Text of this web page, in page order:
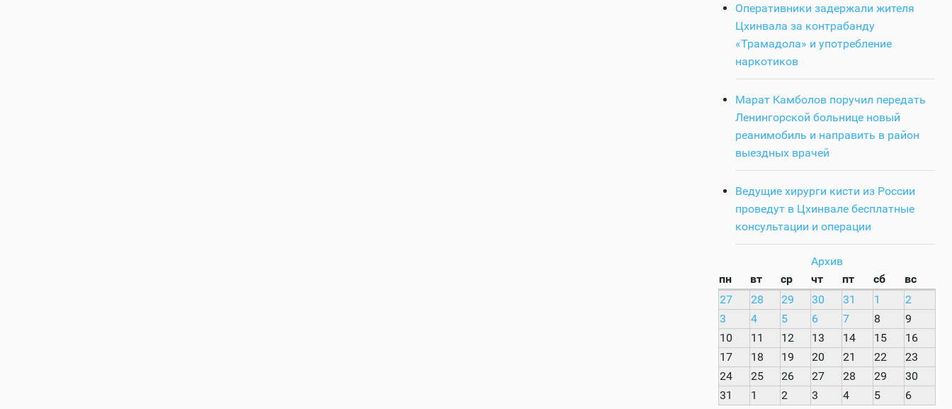
Оперативники задержали жителя
Цхинвала за контрабанду
«Трамадола» и употребление
наркотиков
Марат Камболов поручил передать
Ленингорской больнице новый
реанимобиль и направить в район
выездных врачей
Ведущие хирурги кисти из России
проведут в Цхинвале бесплатные
консультации и операции
Архив
пн
вт ср чт пт сб
вс
27
28 29 30 31 1
2
3
4 5 6 7 8
9
10
11 12 13 14 15
16
17
18 19 20 21 22
23
24
25 26 27 28 29
30
31
1 2 3 4 5 6